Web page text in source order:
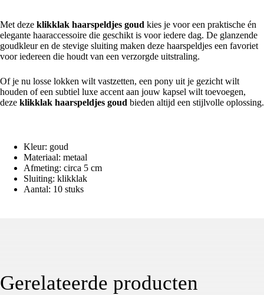
Met deze klikklak haarspeldjes goud kies je voor een praktische én
elegante haaraccessoire die geschikt is voor iedere dag. De glanzende
goudkleur en de stevige sluiting maken deze haarspeldjes een favoriet
voor iedereen die houdt van een verzorgde uitstraling.
Of je nu losse lokken wilt vastzetten, een pony uit je gezicht wilt
houden of een subtiel luxe accent aan jouw kapsel wilt toevoegen,
deze klikklak haarspeldjes goud bieden altijd een stijlvolle oplossing.
Kleur: goud
Materiaal: metaal
Afmeting: circa 5 cm
Sluiting: klikklak
Aantal: 10 stuks
Gerelateerde producten